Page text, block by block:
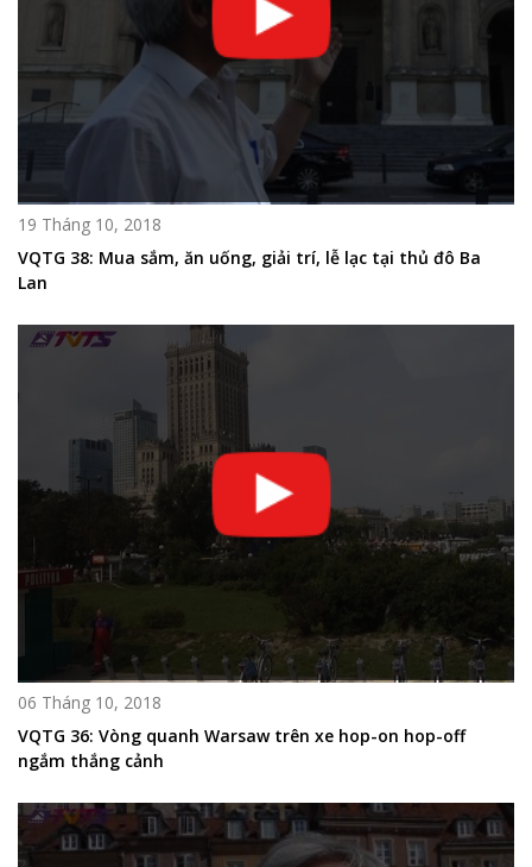
19 Tháng 10, 2018
VQTG 38: Mua sắm, ăn uống, giải trí, lễ lạc tại thủ đô Ba
Lan
06 Tháng 10, 2018
VQTG 36: Vòng quanh Warsaw trên xe hop-on hop-off
ngắm thắng cảnh